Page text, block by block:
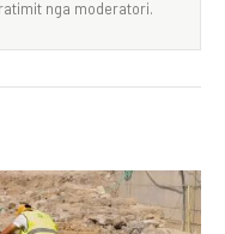
nga moderatori.